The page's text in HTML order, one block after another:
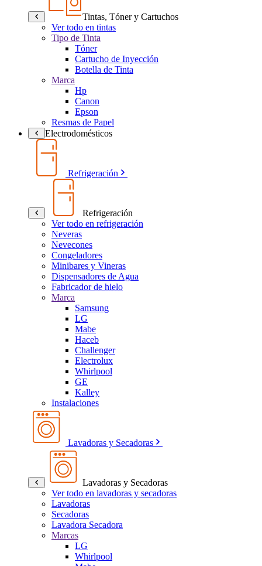
Tintas, Tóner y Cartuchos
Ver todo en tintas
Tipo de Tinta
Tóner
Cartucho de Inyección
Botella de Tinta
Marca
Hp
Canon
Epson
Resmas de Papel
Electrodomésticos
Refrigeración
Refrigeración
Ver todo en refrigeración
Neveras
Nevecones
Congeladores
Minibares y Vineras
Dispensadores de Agua
Fabricador de hielo
Marca
Samsung
LG
Mabe
Haceb
Challenger
Electrolux
Whirlpool
GE
Kalley
Instalaciones
Lavadoras y Secadoras
Lavadoras y Secadoras
Ver todo en lavadoras y secadoras
Lavadoras
Secadoras
Lavadora Secadora
Marcas
LG
Whirlpool